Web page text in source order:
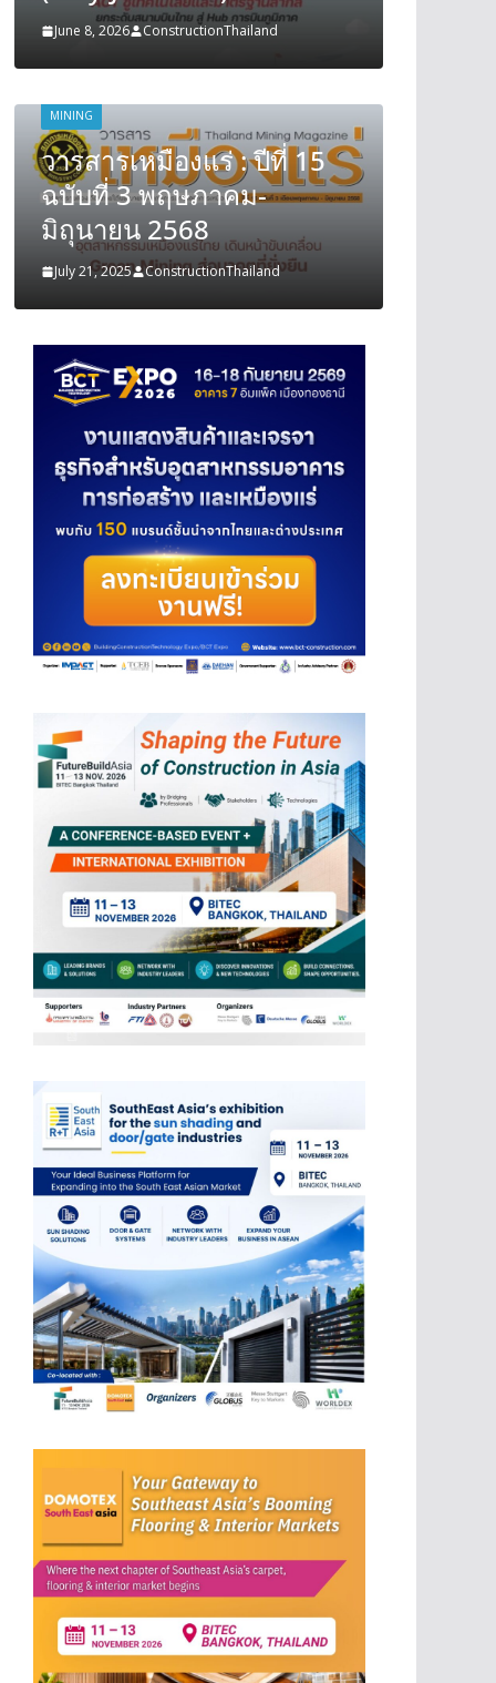
June 8, 2026 ConstructionThailand
MINING
วารสารเหมืองแร่ : ปีที่ 15
ฉบับที่ 3 พฤษภาคม-
มิถุนายน 2568
July 21, 2025 ConstructionThailand